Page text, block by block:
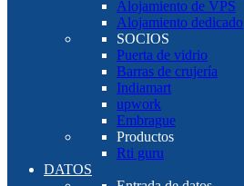
Alojamiento de VPS
Alojamiento dedicado
SOCIOS
Puerta de vidrio
Barras de crujería
Indiamart
upwork
Embrague
Productos
Rti guru
DATOS